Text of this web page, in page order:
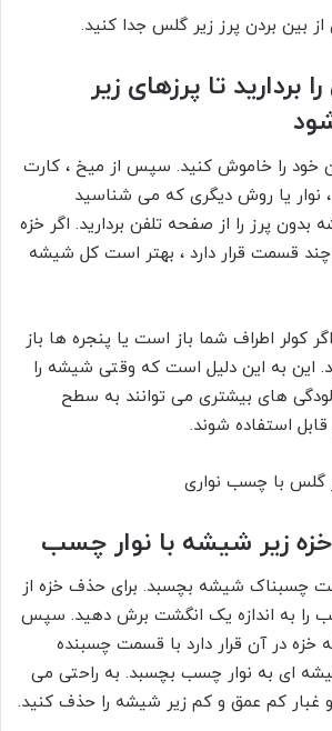
بردارید تا پرزهای زیر
خود را خاموش کنید. سپس از میخ ، کارت
، نوار یا روش دیگری که می شناسید
بدون پرز را از صفحه تلفن بردارید. اگر خزه
قسمت قرار دارد ، بهتر است کل شیشه
کولر اطراف شما باز است یا پنجره ها باز
این به این دلیل است که وقتی شیشه را
های بیشتری می توانند به سطح
استفاده شوند.
زیر شیشه با نوار چسب
چسبناک شیشه بچسبد. برای حذف خزه از
را به اندازه یک انگشت برش دهید. سپس
در آن قرار دارد با قسمت چسبنده
ای به نوار چسب بچسبد. به راحتی می
و غبار کم عمق و کم زیر شیشه را حذف کنید.